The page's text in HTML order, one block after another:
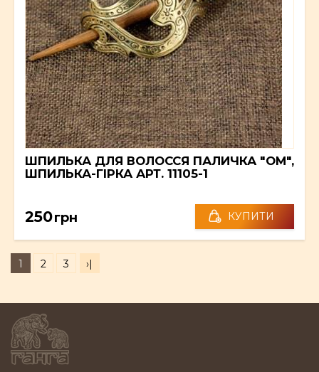
ШПИЛЬКА ДЛЯ ВОЛОССЯ ПАЛИЧКА "ОМ",
ШПИЛЬКА-ГІРКА АРТ. 11105-1
250грн КУПИТИ
1 2 3 ›|